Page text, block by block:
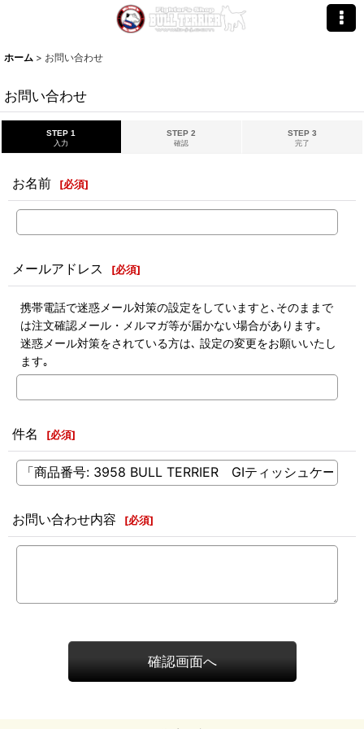
ホーム > お問い合わせ
お問い合わせ
STEP 1
入力
STEP 2
確認
STEP 3
完了
お名前 [必須]
メールアドレス [必須]
携帯電話で迷惑メール対策の設定をしていますと､そのままで
は注文確認メール・メルマガ等が届かない場合があります｡
迷惑メール対策をされている方は､ 設定の変更をお願いいたし
ます｡
件名 [必須]
お問い合わせ内容 [必須]
確認画面へ